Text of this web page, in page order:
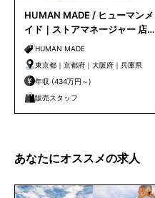
HUMAN MADE / ヒューマンメ
イド｜ストアマネージャー 店長
候補HUMAN MADE
東京都｜京都府｜大阪府｜兵庫県
年収 (434万円～)
販売スタッフ
あなたにオススメの求人